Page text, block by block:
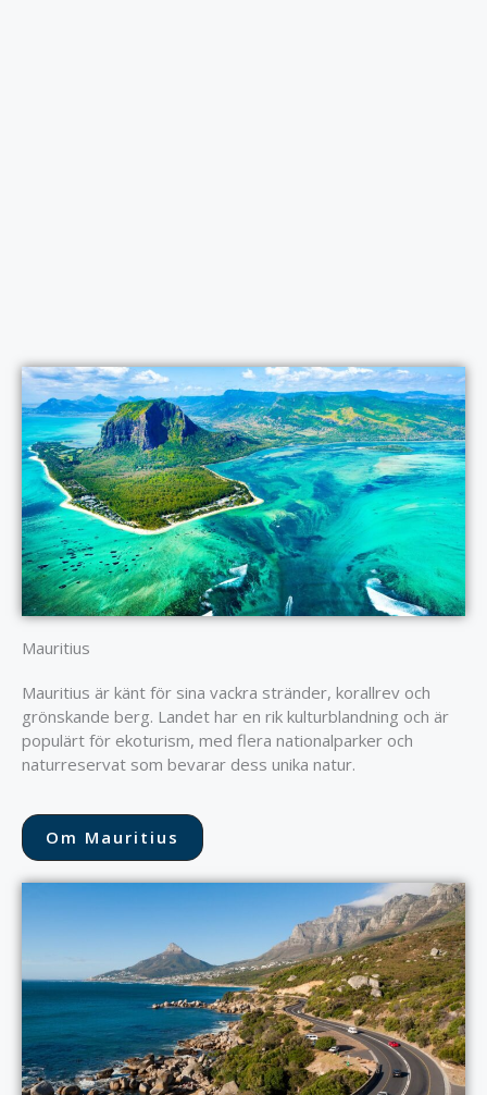
Mauritius
Mauritius är känt för sina vackra stränder, korallrev och
grönskande berg. Landet har en rik kulturblandning och är
populärt för ekoturism, med flera nationalparker och
naturreservat som bevarar dess unika natur.
Om Mauritius